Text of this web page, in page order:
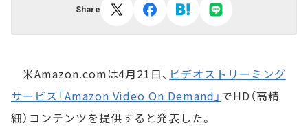
Share
米Amazon.comは4月21日、 ビデオストリーミング
サービス「Amazon Video On Demand」 でHD（高精
細）コンテンツを提供すると発表した。